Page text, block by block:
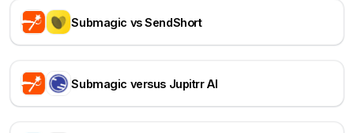
Submagic vs SendShort
Submagic versus Jupitrr AI